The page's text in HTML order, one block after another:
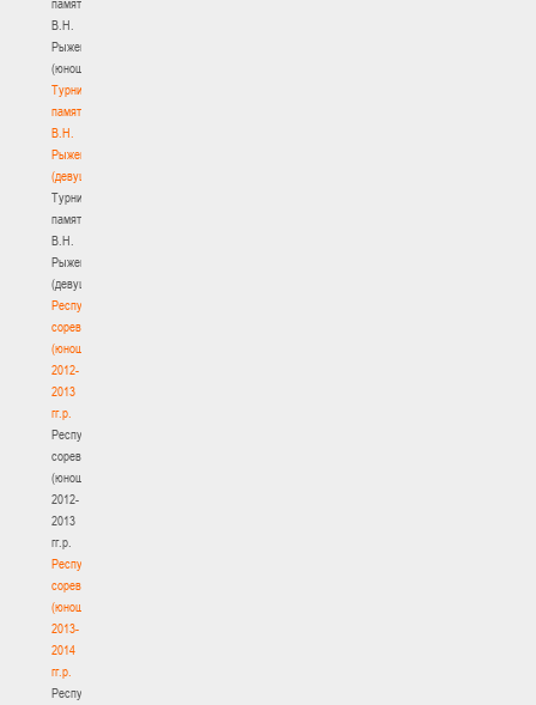
памяти
В.Н.
Рыженкова
(юноши)
Турнир
памяти
В.Н.
Рыженкова
(девушки)
Турнир
памяти
В.Н.
Рыженкова
(девушки)
Республиканские
соревнования
(юноши)
2012-
2013
гг.р.
Республиканские
соревнования
(юноши)
2012-
2013
гг.р.
Республиканские
соревнования
(юноши)
2013-
2014
гг.р.
Республиканские